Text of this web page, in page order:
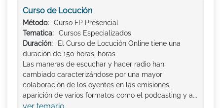
Curso de Locución
Método:
Curso FP Presencial
Tematica:
Cursos Especializados
Duración:
El Curso de Locución Online tiene una
duración de 150 horas. horas
Las maneras de escuchar y hacer radio han
cambiado caracterizándose por una mayor
colaboración de los oyentes en las emisiones,
aparición de varios formatos como el podcasting y a...
ver temario